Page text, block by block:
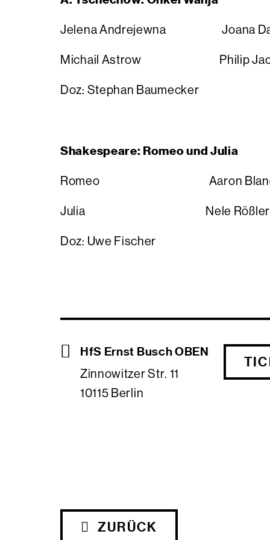
Jelena Andrejewna Joana
Michail Astrow Philip
Doz: Stephan Baumecker
Shakespeare: Romeo und Julia
Romeo Aaron
Julia Nele Rößler
Doz: Uwe Fischer
HfS Ernst Busch OBEN
Zinnowitzer Str. 11
10115 Berlin
ZURÜCK